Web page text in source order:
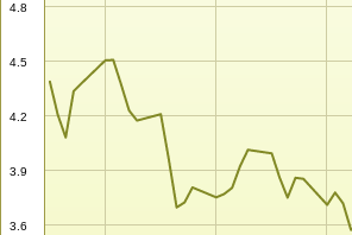
3.6
3.9
4.2
4.5
4.8